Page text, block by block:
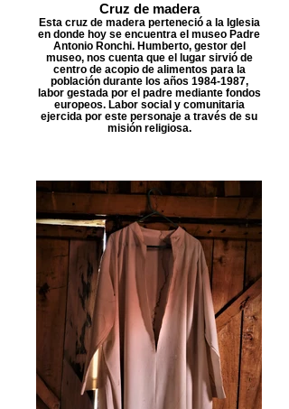
Cruz de madera
Esta cruz de madera perteneció a la Iglesia
en donde hoy se encuentra el museo Padre
Antonio Ronchi. Humberto, gestor del
museo, nos cuenta que el lugar sirvió de
centro de acopio de alimentos para la
población durante los años 1984-1987,
labor gestada por el padre mediante fondos
europeos. Labor social y comunitaria
ejercida por este personaje a través de su
misión religiosa.